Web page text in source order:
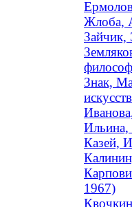
Жлоба,
Знак,
Ильина,
Казей,
1967)